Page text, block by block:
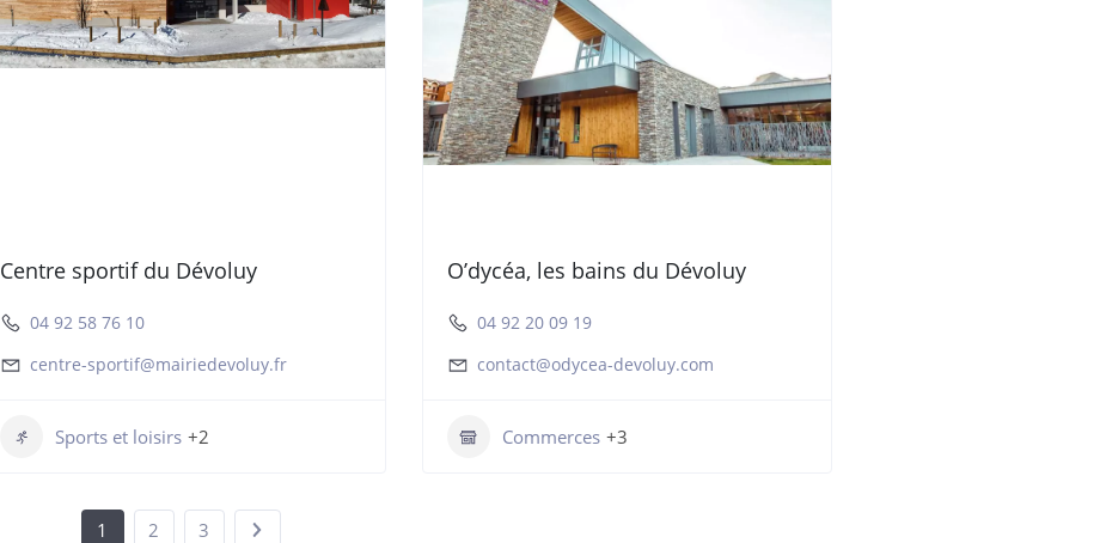
Centre sportif du Dévoluy
04 92 58 76 10
centre-sportif@mairiedevoluy.fr
Sports et loisirs +2
O’dycéa, les bains du Dévoluy
04 92 20 09 19
contact@odycea-devoluy.com
Commerces +3
1 2 3